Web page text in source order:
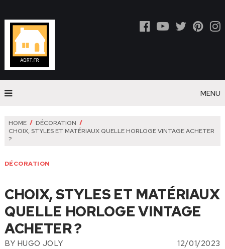
MENU
HOME
DÉCORATION
CHOIX, STYLES ET MATÉRIAUX QUELLE HORLOGE VINTAGE ACHETER
?
DÉCORATION
CHOIX, STYLES ET MATÉRIAUX
QUELLE HORLOGE VINTAGE
ACHETER ?
BY HUGO JOLY 12/01/2023